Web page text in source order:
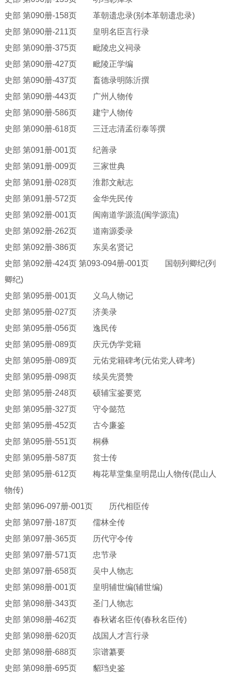
史部 第090册-158页 革朝遗忠录(别本革朝遗忠录)
史部 第090册-211页 皇明名臣言行录
史部 第090册-375页 毗陵忠义祠录
史部 第090册-427页 毗陵正学编
史部 第090册-437页 畜德录明陈沂撰
史部 第090册-443页 广州人物传
史部 第090册-586页 建宁人物传
史部 第090册-618页 三迁志清孟衍泰等撰
史部 第091册-001页 纪善录
史部 第091册-009页 三家世典
史部 第091册-028页 淮郡文献志
史部 第091册-572页 金华先民传
史部 第092册-001页 闽南道学源流(闽学源流)
史部 第092册-262页 道南源委录
史部 第092册-386页 东吴名贤记
史部 第092册-424页 第093-094册-001页 国朝列卿纪(列
卿纪)
史部 第095册-001页 义乌人物记
史部 第095册-027页 济美录
史部 第095册-056页 逸民传
史部 第095册-089页 庆元伪学党籍
史部 第095册-089页 元佑党籍碑考(元佑党人碑考)
史部 第095册-098页 续吴先贤赞
史部 第095册-248页 硕辅宝鉴要览
史部 第095册-327页 守令懿范
史部 第095册-452页 古今廉鉴
史部 第095册-551页 桐彝
史部 第095册-587页 贫士传
史部 第095册-612页 梅花草堂集皇明昆山人物传(昆山人
物传)
史部 第096-097册-001页 历代相臣传
史部 第097册-187页 儒林全传
史部 第097册-365页 历代守令传
史部 第097册-571页 忠节录
史部 第097册-658页 吴中人物志
史部 第098册-001页 皇明辅世编(辅世编)
史部 第098册-343页 圣门人物志
史部 第098册-462页 春秋诸名臣传(春秋名臣传)
史部 第098册-620页 战国人才言行录
史部 第098册-688页 宗谱纂要
史部 第098册-695页 貂珰史鉴